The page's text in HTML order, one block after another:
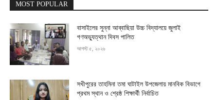
MOST POPULAR
বাসাইলের সুন্না আব্বাছিয়া উচ্চ বিদ্যালয়ে জুলাই
গণঅভ্যুত্থান দিবস পালিত
আগস্ট ৫, ২০২৬
সখীপুরের তাহমিনা তমা ঘাটাইল উপজেলায় মানবিক বিভাগে
প্রথম স্থান ও শ্রেষ্ঠ শিক্ষার্থী নির্বাচিত